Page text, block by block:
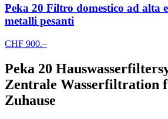
Peka 20 Filtro domestico ad alta
metalli pesanti
CHF 900.–
Peka 20
Zentrale Wasserfiltration
Zuhause